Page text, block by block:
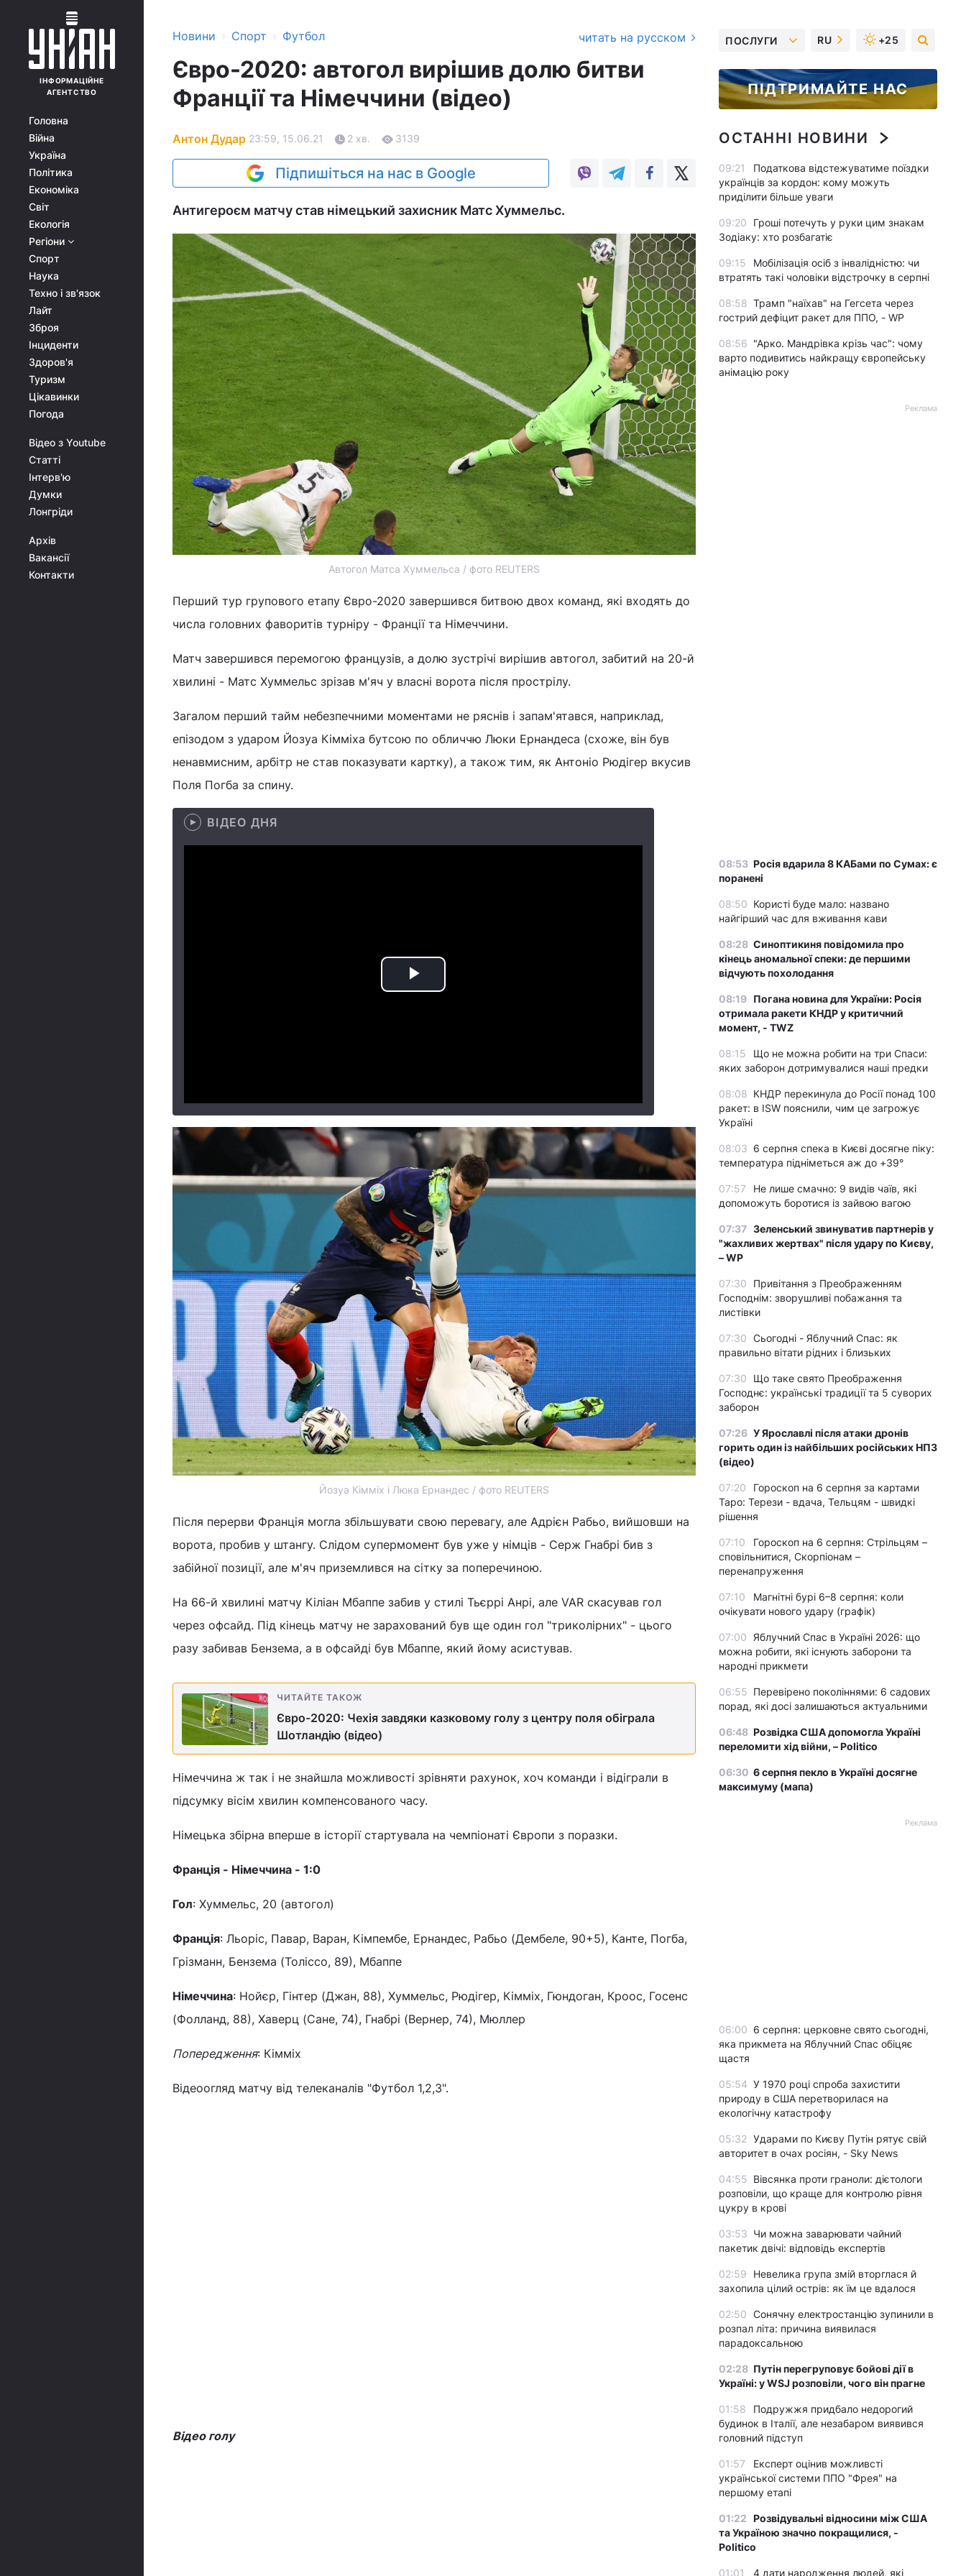
ІНФОРМАЦІЙНЕ
АГЕНТСТВО
Головна
Війна
Україна
Політика
Економіка
Світ
Екологія
Регіони
Спорт
Наука
Техно і зв'язок
Лайт
Зброя
Інциденти
Здоров'я
Туризм
Цікавинки
Погода
Відео з Youtube
Статті
Інтерв'ю
Думки
Лонгріди
Архів
Вакансії
Контакти
Новини › Спорт › Футбол читать на русском
Євро-2020: автогол вирішив долю битви
Франції та Німеччини (відео)
Антон Дудар 23:59, 15.06.21 2 хв. 3139
Підпишіться на нас в Google
Антигероєм матчу став німецький захисник Матс Хуммельс.
Автогол Матса Хуммельса / фото REUTERS
Перший тур групового етапу Євро-2020 завершився битвою двох команд, які входять до
числа головних фаворитів турніру - Франції та Німеччини.
Матч завершився перемогою французів, а долю зустрічі вирішив автогол, забитий на 20-й
хвилині - Матс Хуммельс зрізав м'яч у власні ворота після прострілу.
Загалом перший тайм небезпечними моментами не ряснів і запам'ятався, наприклад,
епізодом з ударом Йозуа Кімміха бутсою по обличчю Люки Ернандеса (схоже, він був
ненавмисним, арбітр не став показувати картку), а також тим, як Антоніо Рюдігер вкусив
Поля Погба за спину.
ВІДЕО ДНЯ
Play
Йозуа Кімміх і Люка Ернандес / фото REUTERS
Після перерви Франція могла збільшувати свою перевагу, але Адрієн Рабьо, вийшовши на
ворота, пробив у штангу. Слідом супермомент був уже у німців - Серж Гнабрі бив з
забійної позиції, але м'яч приземлився на сітку за поперечиною.
На 66-й хвилині матчу Кіліан Мбаппе забив у стилі Тьєррі Анрі, але VAR скасував гол
через офсайд. Під кінець матчу не зарахований був ще один гол "триколірних" - цього
разу забивав Бензема, а в офсайді був Мбаппе, який йому асистував.
ЧИТАЙТЕ ТАКОЖ
Євро-2020: Чехія завдяки казковому голу з центру поля обіграла
Шотландію (відео)
Німеччина ж так і не знайшла можливості зрівняти рахунок, хоч команди і відіграли в
підсумку вісім хвилин компенсованого часу.
Німецька збірна вперше в історії стартувала на чемпіонаті Європи з поразки.
Франція - Німеччина - 1:0
Гол: Хуммельс, 20 (автогол)
Франція: Льоріс, Павар, Варан, Кімпембе, Ернандес, Рабьо (Дембеле, 90+5), Канте, Погба,
Грізманн, Бензема (Толіссо, 89), Мбаппе
Німеччина: Нойєр, Гінтер (Джан, 88), Хуммельс, Рюдігер, Кімміх, Гюндоган, Кроос, Госенс
(Фолланд, 88), Хаверц (Сане, 74), Гнабрі (Вернер, 74), Мюллер
Попередження: Кімміх
Відеоогляд матчу від телеканалів "Футбол 1,2,3".
Відео голу
ПОСЛУГИ RU +25
ПІДТРИМАЙТЕ НАС
ОСТАННІ НОВИНИ
09:21
Податкова відстежуватиме поїздки
українців за кордон: кому можуть
приділити більше уваги
09:20
Гроші потечуть у руки цим знакам
Зодіаку: хто розбагатіє
09:15
Мобілізація осіб з інвалідністю: чи
втратять такі чоловіки відстрочку в серпні
08:58 Трамп "наїхав" на Гегсета через
гострий дефіцит ракет для ППО, - WP
08:56 "Арко. Мандрівка крізь час": чому
варто подивитись найкращу європейську
анімацію року
Реклама
08:53 Росія вдарила 8 КАБами по Сумах: є
поранені
08:50 Користі буде мало: названо
найгірший час для вживання кави
08:28 Синоптикиня повідомила про
кінець аномальної спеки: де першими
відчують похолодання
08:19 Погана новина для України: Росія
отримала ракети КНДР у критичний
момент, - TWZ
08:15
Що не можна робити на три Спаси:
яких заборон дотримувалися наші предки
08:08 КНДР перекинула до Росії понад 100
ракет: в ISW пояснили, чим це загрожує
Україні
08:03 6 серпня спека в Києві досягне піку:
температура підніметься аж до +39°
07:57
Не лише смачно: 9 видів чаїв, які
допоможуть боротися із зайвою вагою
07:37 Зеленський звинуватив партнерів у
"жахливих жертвах" після удару по Києву,
– WP
07:30
Привітання з Преображенням
Господнім: зворушливі побажання та
листівки
07:30 Сьогодні - Яблучний Спас: як
правильно вітати рідних і близьких
07:30
Що таке свято Преображення
Господнє: українські традиції та 5 суворих
заборон
07:26 У Ярославлі після атаки дронів
горить один із найбільших російських НПЗ
(відео)
07:20
Гороскоп на 6 серпня за картами
Таро: Терези - вдача, Тельцям - швидкі
рішення
07:10
Гороскоп на 6 серпня: Стрільцям –
сповільнитися, Скорпіонам –
перенапруження
07:10
Магнітні бурі 6–8 серпня: коли
очікувати нового удару (графік)
07:00 Яблучний Спас в Україні 2026: що
можна робити, які існують заборони та
народні прикмети
06:55 Перевірено поколіннями: 6 садових
порад, які досі залишаються актуальними
06:48 Розвідка США допомогла Україні
переломити хід війни, – Politico
06:30 6 серпня пекло в Україні досягне
максимуму (мапа)
Реклама
06:00 6 серпня: церковне свято сьогодні,
яка прикмета на Яблучний Спас обіцяє
щастя
05:54 У 1970 році спроба захистити
природу в США перетворилася на
екологічну катастрофу
05:32 Ударами по Києву Путін рятує свій
авторитет в очах росіян, - Sky News
04:55 Вівсянка проти граноли: дієтологи
розповіли, що краще для контролю рівня
цукру в крові
03:53 Чи можна заварювати чайний
пакетик двічі: відповідь експертів
02:59
Невелика група змій вторглася й
захопила цілий острів: як їм це вдалося
02:50 Сонячну електростанцію зупинили в
розпал літа: причина виявилася
парадоксальною
02:28 Путін перегруповує бойові дії в
Україні: у WSJ розповіли, чого він прагне
01:58
Подружжя придбало недорогий
будинок в Італії, але незабаром виявився
головний підступ
01:57
Експерт оцінив можливсті
української системи ППО "Фрея" на
першому етапі
01:22 Розвідувальні відносини між США
та Україною значно покращилися, -
Politico
01:01 4 дати народження людей, які